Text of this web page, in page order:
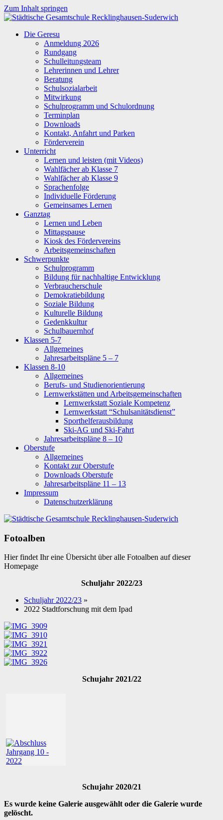
Zum Inhalt springen
Städtische
Gesamtschule
Recklinghausen-
Suderwich
Die Geresu
Anmeldung 2026
Rundgang
Schulleitungsteam
Lehrerinnen und Lehrer
Beratung
Schulsozialarbeit
Mitwirkung
Schulprogramm und Schulordnung
Terminplan
Downloads
Kontakt, Anfahrt und Parken
Förderverein
Unterricht
Lernen und leisten (mit Videos)
Wahlfächer ab Klasse 7
Wahlfächer ab Klasse 9
Sprachenfolge
Individuelle Förderung
Gemeinsames Lernen
Ganztag
Lernen und Leben
Mittagspause
Kiosk des Fördervereins
Arbeitsgemeinschaften
Schwerpunkte
Schulprogramm
Bildung für nachhaltige Entwicklung
Verbraucherschule
Demokratiebildung
Soziale Bildung
Kulturelle Bildung
Gedenkkultur
Schulbauernhof
Klassen 5-7
Allgemeines
Jahresarbeitspläne 5 – 7
Klassen 8-10
Allgemeines
Berufs- und Studienorientierung
Lernwerkstätten und Arbeitsgemeinschaften
Lernwerkstatt Soziale Kompetenz
Lernwerkstatt “Schulsanitätsdienst”
Sporthelferausbildung
Ski-AG und Ski-Fahrt
Jahresarbeitspläne 8 – 10
Oberstufe
Allgemeines
Kontakt zur Oberstufe
Downloads Oberstufe
Jahresarbeitspläne 11 – 13
Impressum
Datenschutzerklärung
Fotoalben
Hier findet Ihr eine Übersicht über alle Fotoalben auf dieser
Homepage
Schuljahr 2022/23
Schuljahr 2022/23 »
2022 Stadtforschung mit dem Ipad
Schujahr 2021/22
Schujahr 2020/21
Es wurde keine Galerie ausgewählt oder die Galerie wurde
gelöscht.